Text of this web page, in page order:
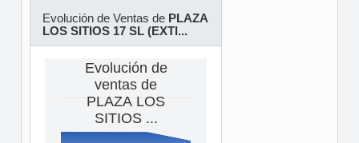
Evolución de Ventas de PLAZA
LOS SITIOS 17 SL (EXTI...
Evolución de
ventas de
PLAZA LOS
SITIOS ...